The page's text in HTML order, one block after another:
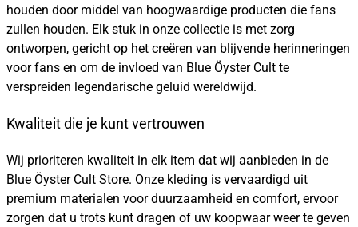
houden door middel van hoogwaardige producten die fans
zullen houden. Elk stuk in onze collectie is met zorg
ontworpen, gericht op het creëren van blijvende herinneringen
voor fans en om de invloed van Blue Öyster Cult te
verspreiden legendarische geluid wereldwijd.
Kwaliteit die je kunt vertrouwen
Wij prioriteren kwaliteit in elk item dat wij aanbieden in de
Blue Öyster Cult Store. Onze kleding is vervaardigd uit
premium materialen voor duurzaamheid en comfort, ervoor
zorgen dat u trots kunt dragen of uw koopwaar weer te geven